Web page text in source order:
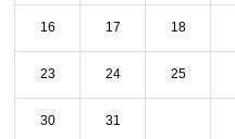
16 17 18
23 24 25
30 31